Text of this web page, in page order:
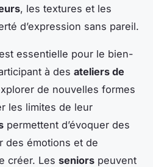
, les textures et les
d’expression sans pareil.
essentielle pour le bien-
à des ateliers de
de nouvelles formes
les limites de leur
permettent d’évoquer des
des émotions et de
créer. Les seniors peuvent